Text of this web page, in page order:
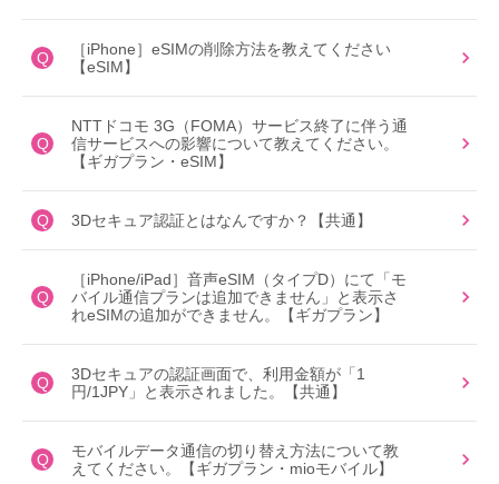
Q
［iPhone］eSIMの削除方法を教えてください
【eSIM】
Q
NTTドコモ 3G（FOMA）サービス終了に伴う通
信サービスへの影響について教えてください。
【ギガプラン・eSIM】
Q 3Dセキュア認証とはなんですか？【共通】
Q
［iPhone/iPad］音声eSIM（タイプD）にて「モ
バイル通信プランは追加できません」と表示さ
れeSIMの追加ができません。【ギガプラン】
Q
3Dセキュアの認証画面で、利用金額が「1
円/1JPY」と表示されました。【共通】
Q
モバイルデータ通信の切り替え方法について教
えてください。【ギガプラン・mioモバイル】